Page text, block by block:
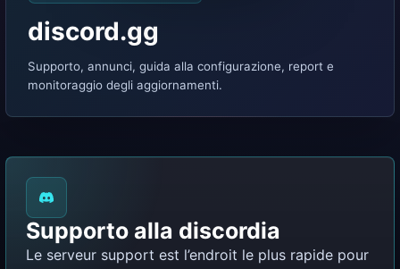
discord.gg
Supporto, annunci, guida alla configurazione, report e
monitoraggio degli aggiornamenti.
Supporto alla discordia
Le serveur support est l’endroit le plus rapide pour